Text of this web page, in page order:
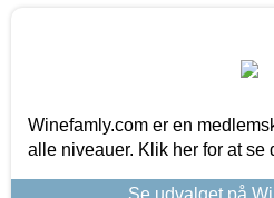
Winefamly.com er en
alle niveauer. Klik her for at se
Se udvalget på